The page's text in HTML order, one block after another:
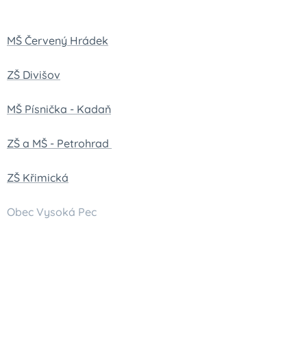
MŠ Červený Hrádek
ZŠ Divišov
MŠ Písnička - Kadaň
ZŠ a MŠ - Petrohrad
ZŠ Křimická
Obec Vysoká Pec